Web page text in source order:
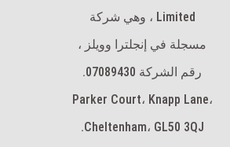
Limited ، وهي شركة
مسجلة في إنجلترا وويلز ،
رقم الشركة 07089430.
Parker Court، Knapp Lane،
Cheltenham، GL50 3QJ.